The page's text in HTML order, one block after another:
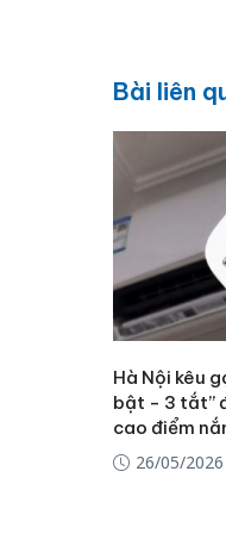
Bài liên
Hà Nội kêu
bật - 3 tắt”
cao điểm
26/05/2026